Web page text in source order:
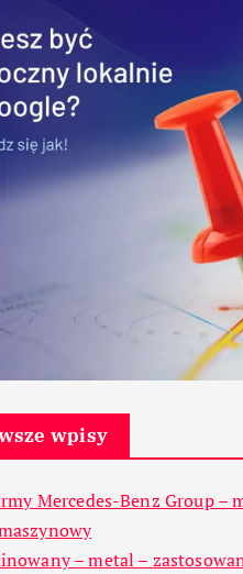
wpisy
Mercedes-Benz Group –
– metal –